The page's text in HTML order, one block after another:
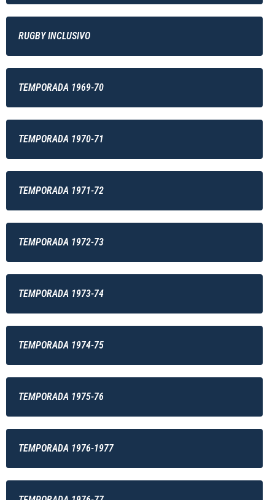
RUGBY INCLUSIVO
TEMPORADA 1969-70
TEMPORADA 1970-71
TEMPORADA 1971-72
TEMPORADA 1972-73
TEMPORADA 1973-74
TEMPORADA 1974-75
TEMPORADA 1975-76
TEMPORADA 1976-1977